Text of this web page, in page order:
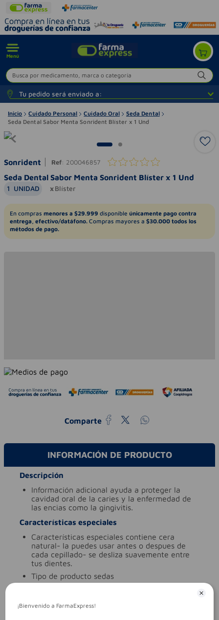
Menú
Busca por medicamento, marca o categoría
Tu pedido será enviado a:
Inicio Cuidado Personal Cuidado Oral
Seda Dental
Seda Dental Sabor Menta Sonrident Blíster x 1 Und
Sonrident Ref: 200046857
Seda Dental Sabor Menta Sonrident Blíster x 1 Und
1 UNIDAD Blíster
En compras menores a $29.999 disponible únicamente pago contra
entrega, efectivo/datáfono. Compras mayores a $30.000 todos los
métodos de pago.
Comparte
INFORMACIÓN DE PRODUCTO
Descripción
información adicional ayuda a proteger la
cavidad oral de la caries y la enfermedad de
las encias como la gingivitis.
Características especiales
características especiales contiene cera
natural- la puedes usar antes o despues de
cada cepillado- se desliza suavemente entre
tus dientes.
tipo de producto sedas
codigo invima 2017dm-0016095
¡Bienvenido a FarmaExpress!